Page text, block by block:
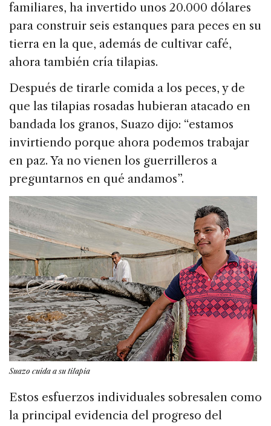
familiares, ha invertido unos 20.000 dólares
para construir seis estanques para peces en su
tierra en la que, además de cultivar café,
ahora también cría tilapias.
Después de tirarle comida a los peces, y de
que las tilapias rosadas hubieran atacado en
bandada los granos, Suazo dijo: “estamos
invirtiendo porque ahora podemos trabajar
en paz. Ya no vienen los guerrilleros a
preguntarnos en qué andamos”.
Suazo cuida a su tilapia
Estos esfuerzos individuales sobresalen como
la principal evidencia del progreso del